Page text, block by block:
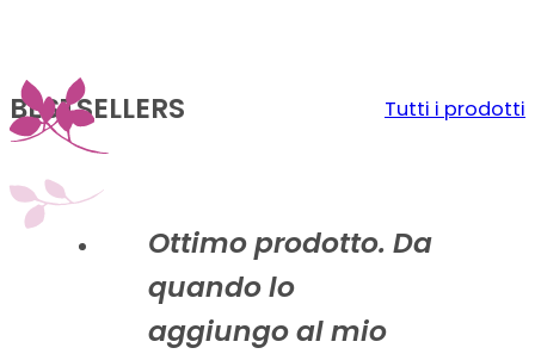
BESTSELLERS Tutti i prodotti
Ottimo prodotto. Da
quando lo
aggiungo al mio